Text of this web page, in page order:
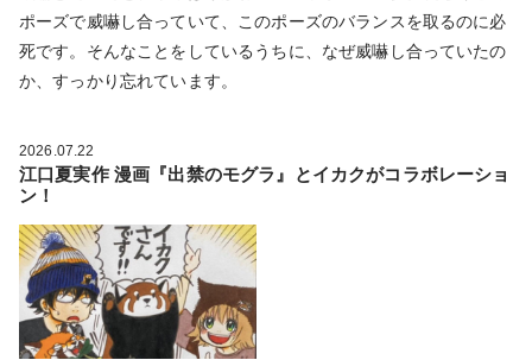
ポーズで威嚇し合っていて、このポーズのバランスを取るのに必
死です。そんなことをしているうちに、なぜ威嚇し合っていたの
か、すっかり忘れています。
2026.07.22
江口夏実作 漫画『出禁のモグラ』とイカクがコラボレーショ
ン！